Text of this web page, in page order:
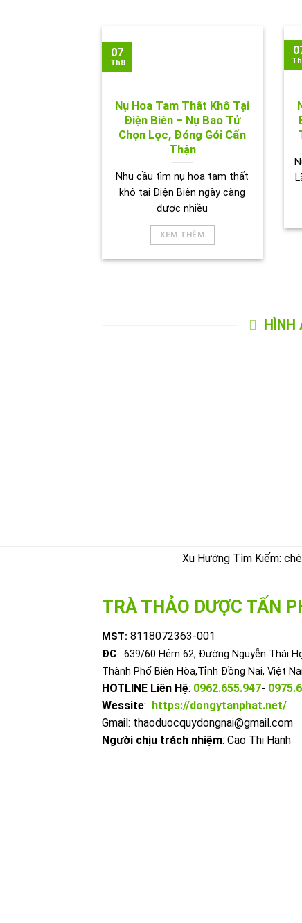
Nụ Hoa Tam Thất Khô Tại
Điện Biên – Nụ Bao Tử
Chọn Lọc, Đóng Gói Cẩn
Thận
Nhu cầu tìm nụ hoa tam thất
khô tại Điện Biên ngày càng
được nhiều
XEM THÊM
07
Th8
HÌNH
Xu Hướng Tìm Kiếm:
TRÀ THẢO DƯỢC TẤN
MST: 8118072363-001
ĐC : 639/60 Hẻm 62, Đường Nguyễn Thái
Thành Phố Biên Hòa,Tỉnh Đồng Nai, Việt
HOTLINE Liên Hệ: 0962.655.947-
Wessite: https://dongytanphat.net/
Gmail: thaoduocquydongnai@gmail.com
Người chịu trách nhiệm: Cao Thị Hạnh